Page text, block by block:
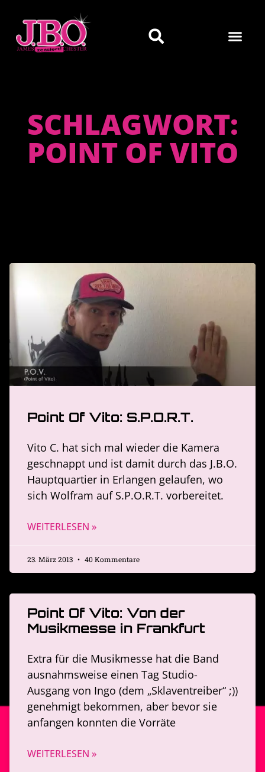
SCHLAGWORT:
POINT OF VITO
Point Of Vito: S.P.O.R.T.
Vito C. hat sich mal wieder die Kamera
geschnappt und ist damit durch das J.B.O.
Hauptquartier in Erlangen gelaufen, wo
sich Wolfram auf S.P.O.R.T. vorbereitet.
WEITERLESEN »
23. März 2013 40 Kommentare
Point Of Vito: Von der
Musikmesse in Frankfurt
Extra für die Musikmesse hat die Band
ausnahmsweise einen Tag Studio-
Ausgang von Ingo (dem „Sklaventreiber“ ;))
genehmigt bekommen, aber bevor sie
anfangen konnten die Vorräte
WEITERLESEN »